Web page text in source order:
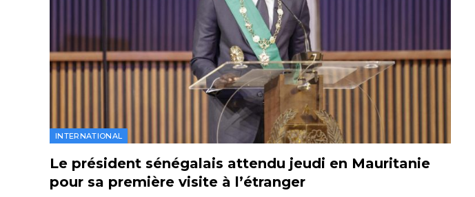
INTERNATIONAL
Le président sénégalais attendu jeudi en Mauritanie
pour sa première visite à l’étranger